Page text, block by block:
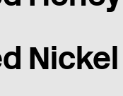
Nickel